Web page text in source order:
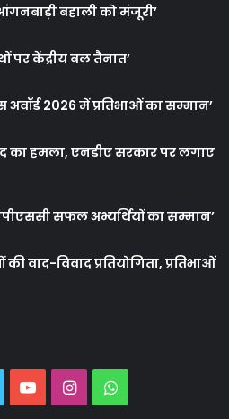
बहाली को मंजूरी’
पर केंद्रीय बल तैनात’
2026 में प्रतिभाओं का सम्मान’
का हमला, एनडीए सरकार पर लगाए
सफल अभ्यर्थियों का सम्मान’
की वाद-विवाद प्रतियोगिता, प्रतिभाओं
YouTubeInstagramWhatsApp